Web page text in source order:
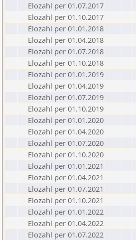
Elozahl per 01.07.2017
Elozahl per 01.10.2017
Elozahl per 01.01.2018
Elozahl per 01.04.2018
Elozahl per 01.07.2018
Elozahl per 01.10.2018
Elozahl per 01.01.2019
Elozahl per 01.04.2019
Elozahl per 01.07.2019
Elozahl per 01.10.2019
Elozahl per 01.01.2020
Elozahl per 01.04.2020
Elozahl per 01.07.2020
Elozahl per 01.10.2020
Elozahl per 01.01.2021
Elozahl per 01.04.2021
Elozahl per 01.07.2021
Elozahl per 01.10.2021
Elozahl per 01.01.2022
Elozahl per 01.04.2022
Elozahl per 01.07.2022